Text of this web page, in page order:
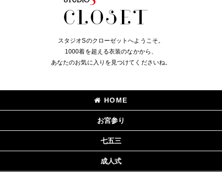
スタジオSのクローゼットへようこそ。
1000着を超える衣装のなかから、
あなたのお気に入りを見つけてくださいね。
HOME
お宮参り
七五三
成人式